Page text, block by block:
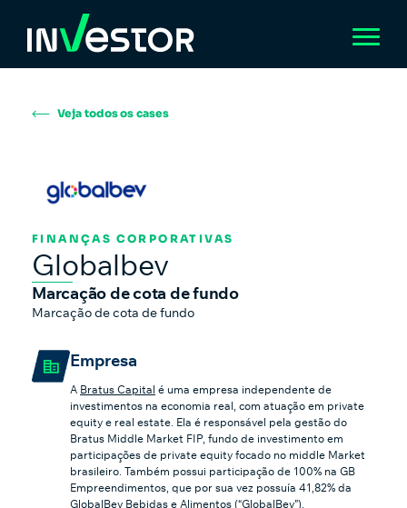
Veja todos os cases
FINANÇAS CORPORATIVAS
Globalbev
Marcação de cota de fundo
Marcação de cota de fundo
Empresa
A Bratus Capital é uma empresa independente de
investimentos na economia real, com atuação em private
equity e real estate. Ela é responsável pela gestão do
Bratus Middle Market FIP, fundo de investimento em
participações de private equity focado no middle Market
brasileiro. Também possui participação de 100% na GB
Empreendimentos, que por sua vez possuía 41,82% da
GlobalBev Bebidas e Alimentos (“GlobalBev”).